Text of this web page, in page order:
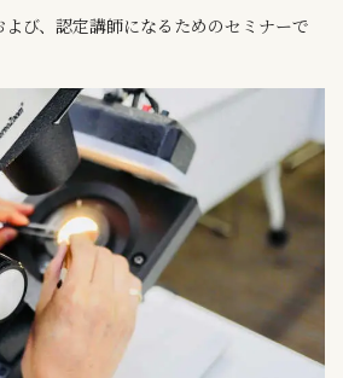
び、認定講師になるためのセミナーで